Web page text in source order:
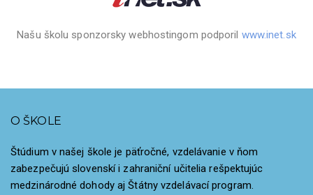
Našu školu sponzorsky webhostingom podporil www.inet.sk
O ŠKOLE
Štúdium v našej škole je päťročné, vzdelávanie v ňom
zabezpečujú slovenskí i zahraniční učitelia rešpektujúc
medzinárodné dohody aj Štátny vzdelávací program.